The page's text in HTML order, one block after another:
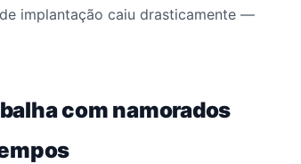
implantação caiu drasticamente —
com namorados